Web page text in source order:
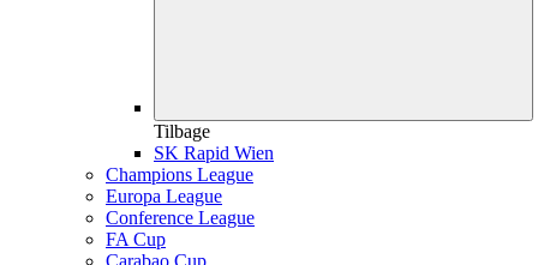
Tilbage
SK Rapid Wien
Champions League
Europa League
Conference League
FA Cup
Carabao Cup